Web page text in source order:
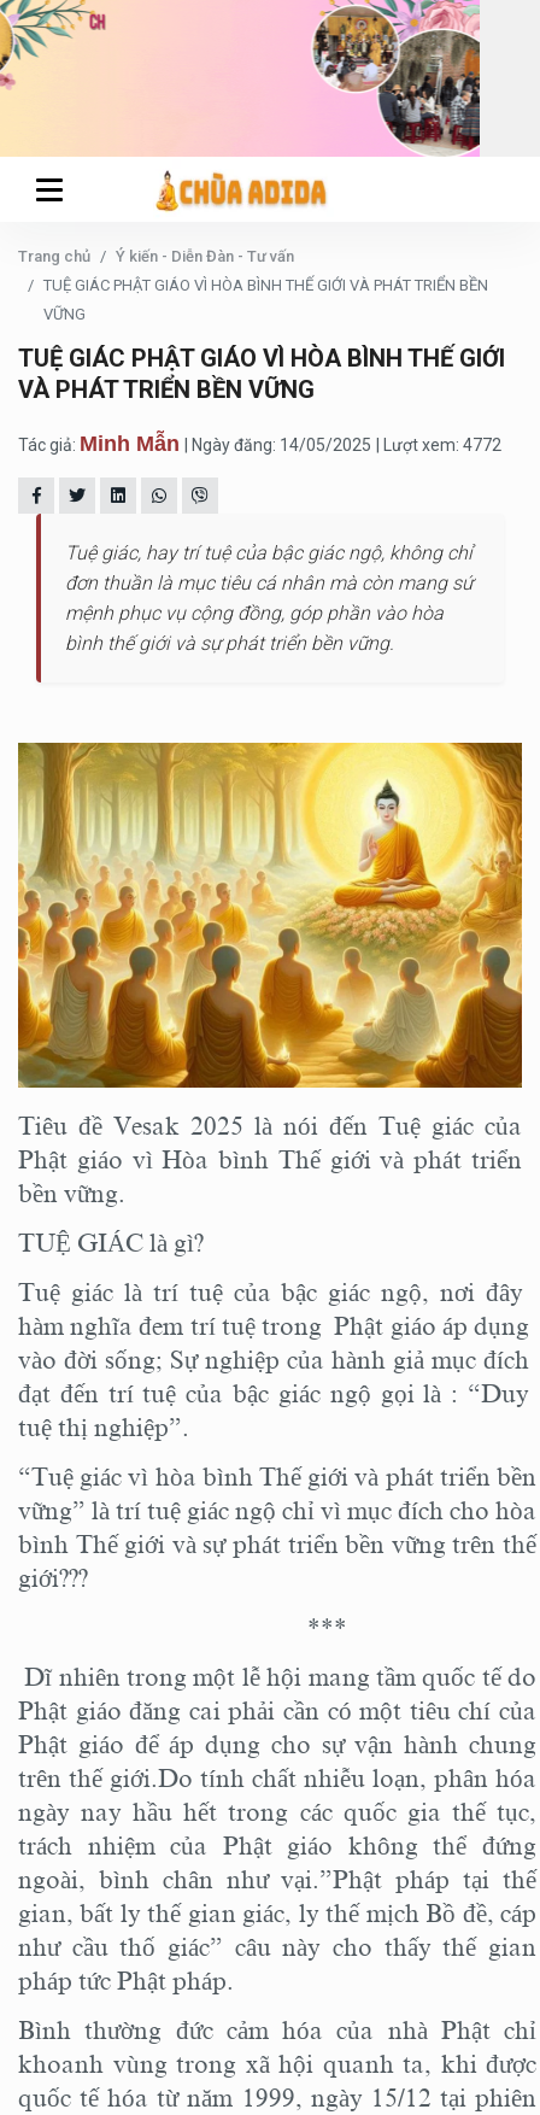
Trang chủ
Ý kiến - Diễn Đàn - Tư vấn
TUỆ GIÁC PHẬT GIÁO VÌ HÒA BÌNH THẾ GIỚI VÀ PHÁT TRIỂN BỀN
VỮNG
TUỆ GIÁC PHẬT GIÁO VÌ HÒA BÌNH THẾ GIỚI
VÀ PHÁT TRIỂN BỀN VỮNG
Tác giả: Minh Mẫn | Ngày đăng: 14/05/2025 | Lượt xem: 4772
Tuệ giác, hay trí tuệ của bậc giác ngộ, không chỉ
đơn thuần là mục tiêu cá nhân mà còn mang sứ
mệnh phục vụ cộng đồng, góp phần vào hòa
bình thế giới và sự phát triển bền vững.
Tiêu đề Vesak 2025 là nói đến Tuệ giác của
Phật giáo vì Hòa bình Thế giới và phát triển
bền vững.
TUỆ GIÁC là gì?
Tuệ giác là trí tuệ của bậc giác ngộ, nơi đây
hàm nghĩa đem trí tuệ trong Phật giáo áp dụng
vào đời sống; Sự nghiệp của hành giả mục đích
đạt đến trí tuệ của bậc giác ngộ gọi là : “Duy
tuệ thị nghiệp”.
“Tuệ giác vì hòa bình Thế giới và phát triển bền
vững” là trí tuệ giác ngộ chỉ vì mục đích cho hòa
bình Thế giới và sự phát triển bền vững trên thế
giới???
***
Dĩ nhiên trong một lễ hội mang tầm quốc tế do
Phật giáo đăng cai phải cần có một tiêu chí của
Phật giáo để áp dụng cho sự vận hành chung
trên thế giới.Do tính chất nhiễu loạn, phân hóa
ngày nay hầu hết trong các quốc gia thế tục,
trách nhiệm của Phật giáo không thể đứng
ngoài, bình chân như vại.”Phật pháp tại thế
gian, bất ly thế gian giác, ly thế mịch Bồ đề, cáp
như cầu thố giác” câu này cho thấy thế gian
pháp tức Phật pháp.
Bình thường đức cảm hóa của nhà Phật chỉ
khoanh vùng trong xã hội quanh ta, khi được
quốc tế hóa từ năm 1999, ngày 15/12 tại phiên